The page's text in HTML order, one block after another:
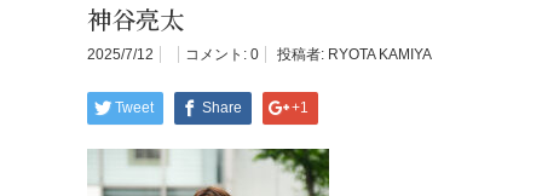
神谷亮太
2025/7/12 コメント: 0 投稿者: RYOTA KAMIYA
Tweet Share +1